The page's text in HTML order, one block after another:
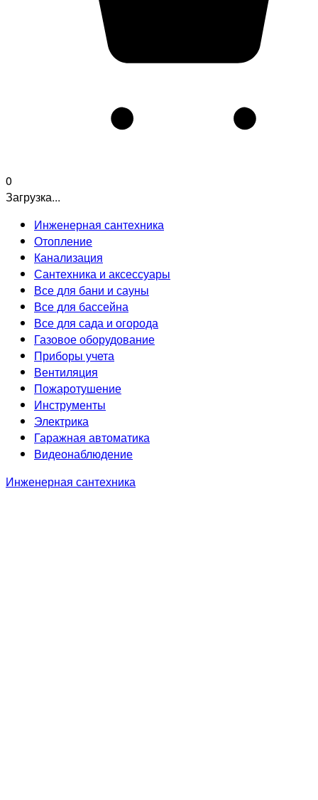
0
Загрузка...
Инженерная сантехника
Отопление
Канализация
Сантехника и аксессуары
Все для бани и сауны
Все для бассейна
Все для сада и огорода
Газовое оборудование
Приборы учета
Вентиляция
Пожаротушение
Инструменты
Электрика
Гаражная автоматика
Видеонаблюдение
Инженерная сантехника